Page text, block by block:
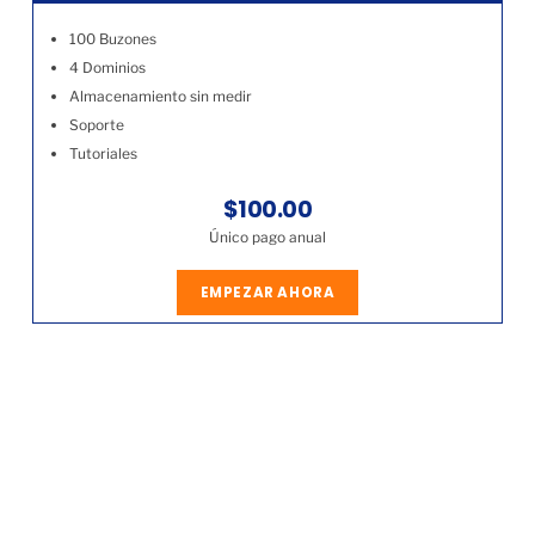
100 Buzones
4 Dominios
Almacenamiento sin medir
Soporte
Tutoriales
$100.00
Único pago anual
EMPEZAR AHORA